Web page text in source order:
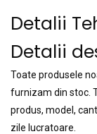
Detalii
Detalii
Toate produsele
furnizam din stoc.
produs, model,
zile lucratoare.